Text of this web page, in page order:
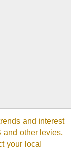
and interest
and other levies.
your local